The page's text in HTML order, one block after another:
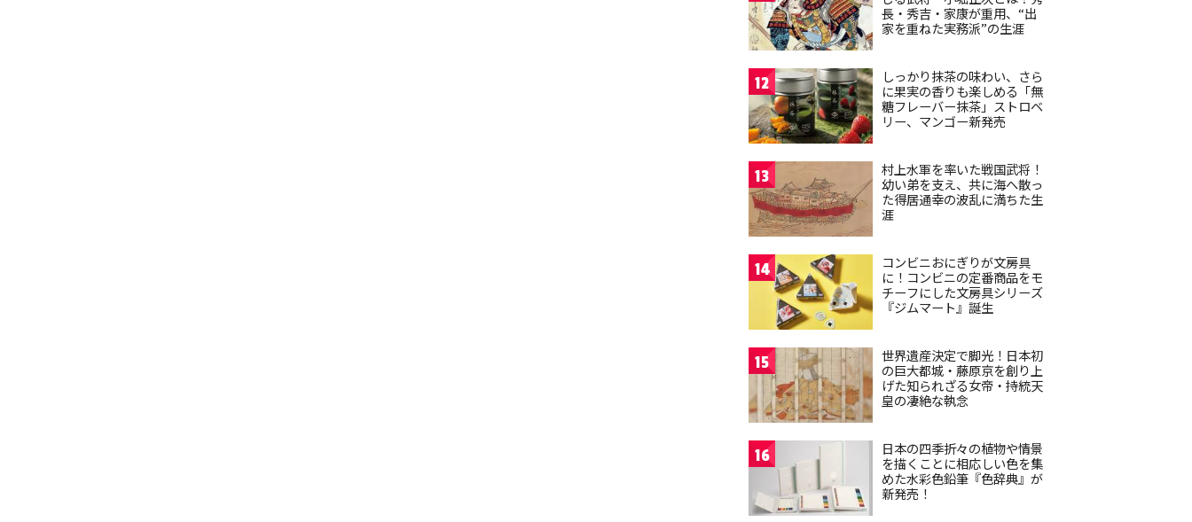
長・秀吉・家康が重用、“出
家を重ねた実務派”の生涯
12
しっかり抹茶の味わい、さら
に果実の香りも楽しめる「無
糖フレーバー抹茶」ストロベ
リー、マンゴー新発売
13
村上水軍を率いた戦国武将！
幼い弟を支え、共に海へ散っ
た得居通幸の波乱に満ちた生
涯
14
コンビニおにぎりが文房具
に！コンビニの定番商品をモ
チーフにした文房具シリーズ
『ジムマート』誕生
15
世界遺産決定で脚光！日本初
の巨大都城・藤原京を創り上
げた知られざる女帝・持統天
皇の凄絶な執念
16
日本の四季折々の植物や情景
を描くことに相応しい色を集
めた水彩色鉛筆『色辞典』が
新発売！